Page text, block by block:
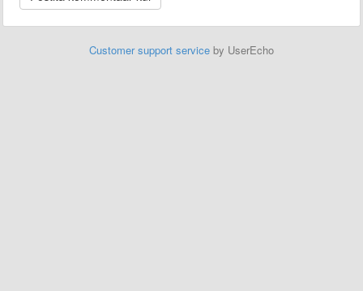
Customer support service by UserEcho